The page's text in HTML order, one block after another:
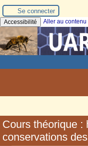
Se connecter
Accessibilité Aller au contenu
Cours théorique :
conservations